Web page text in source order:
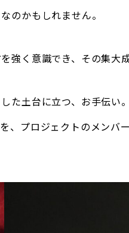
のかもしれません。
強く意識でき、その集大
た土台に立つ、お手伝い。
プロジェクトのメンバ